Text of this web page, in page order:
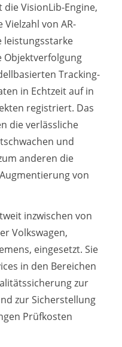
VisionLib-Engine,
von AR-
leistungsstarke
Objektverfolgung
Tracking-
in Echtzeit auf in
registriert. Das
die verlässliche
und
anderen die
von
inzwischen von
Volkswagen,
eingesetzt. Sie
in den Bereichen
zur
zur Sicherstellung
Prüfkosten